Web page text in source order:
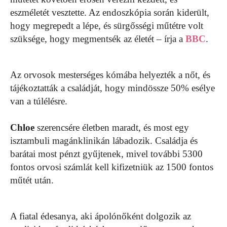
eszméletét vesztette. Az endoszkópia során kiderült,
hogy megrepedt a lépe, és sürgősségi műtétre volt
szüksége, hogy megmentsék az életét – írja a BBC.
Az orvosok mesterséges kómába helyezték a nőt, és
tájékoztatták a családját, hogy mindössze 50% esélye
van a túlélésre.
Chloe szerencsére életben maradt, és most egy
isztambuli magánklinikán lábadozik. Családja és
barátai most pénzt gyűjtenek, mivel további 5300
fontos orvosi számlát kell kifizetniük az 1500 fontos
műtét után.
A fiatal édesanya, aki ápolónőként dolgozik az